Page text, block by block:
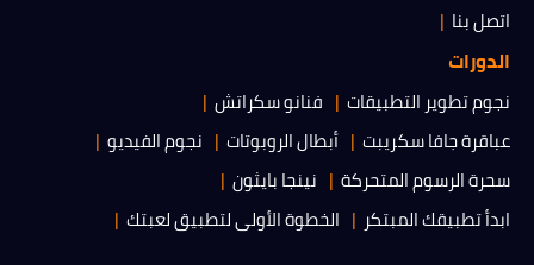
اتصل بنا
الدورات
نجوم تطوير التطبيقات
فنانو سكراتش
عباقرة جافا سكريبت
أبطال الروبوتات
نجوم الفيديو
سحرة الرسوم المتحركة
نينجا بايثون
ابدأ تطبيقك المبتكر
الخطوة الأولى لتطبيق لعبتك